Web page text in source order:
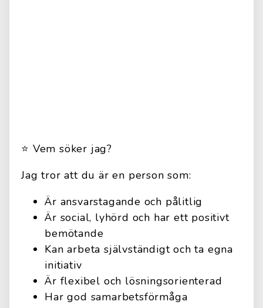
⭐️ Vem söker jag?
Jag tror att du är en person som:
Är ansvarstagande och pålitlig
Är social, lyhörd och har ett positivt
bemötande
Kan arbeta självständigt och ta egna
initiativ
Är flexibel och lösningsorienterad
Har god samarbetsförmåga